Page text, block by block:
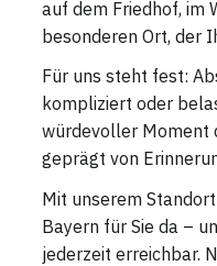
auf dem Friedhof, im
besonderen Ort, der
Für uns steht fest:
kompliziert oder
würdevoller Moment
geprägt von
Mit unserem
Bayern für Sie da –
jederzeit erreichbar.